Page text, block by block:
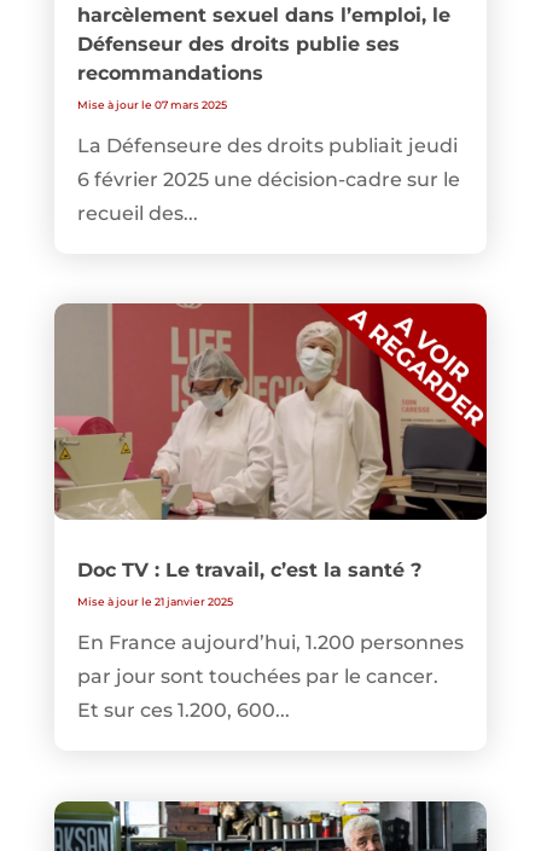
harcèlement sexuel dans l’emploi, le
Défenseur des droits publie ses
recommandations
Mise à jour le 07 mars 2025
La Défenseure des droits publiait jeudi
6 février 2025 une décision-cadre sur le
recueil des...
Doc TV : Le travail, c’est la santé ?
Mise à jour le 21 janvier 2025
En France aujourd’hui, 1.200 personnes
par jour sont touchées par le cancer.
Et sur ces 1.200, 600...